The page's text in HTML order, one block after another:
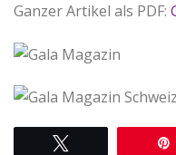
Ganzer Artikel als PDF: